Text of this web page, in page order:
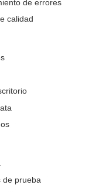
de errores
calidad
de prueba